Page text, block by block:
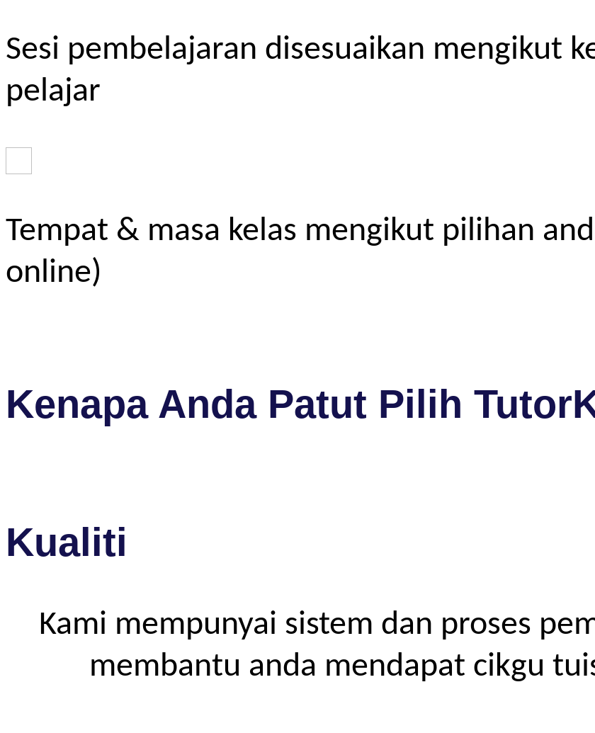
Sesi pembelajaran disesuaikan mengikut
pelajar
Tempat & masa kelas mengikut pilihan
online)
Kenapa Anda Patut Pilih
Kualiti
Kami mempunyai sistem dan proses
membantu anda mendapat cikgu